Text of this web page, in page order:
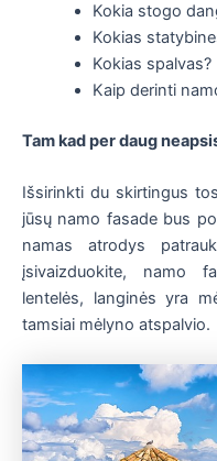
Kokia stogo
Kokias
Kokias spalvas?
Kaip derinti
Tam kad per daug
Išsirinkti du skirtingus
jūsų namo fasade bus
namas atrodys
įsivaizduokite, namo
lentelės, langinės yra
tamsiai mėlyno atspalvio.